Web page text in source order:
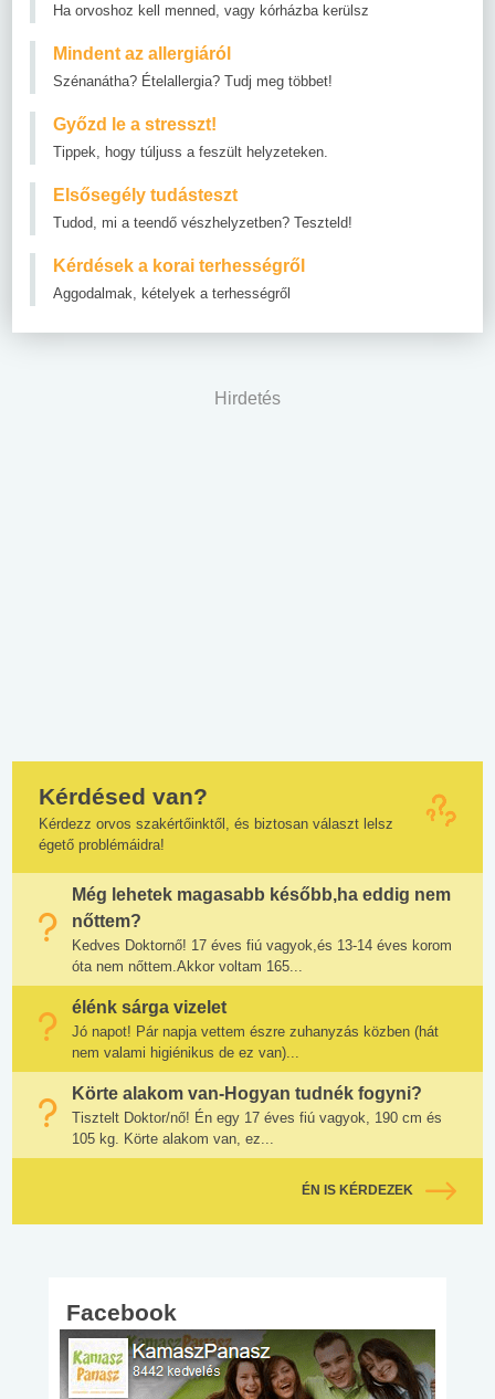
Ha orvoshoz kell menned, vagy kórházba kerülsz
Mindent az allergiáról
Szénanátha? Ételallergia? Tudj meg többet!
Győzd le a stresszt!
Tippek, hogy túljuss a feszült helyzeteken.
Elsősegély tudásteszt
Tudod, mi a teendő vészhelyzetben? Teszteld!
Kérdések a korai terhességről
Aggodalmak, kételyek a terhességről
Hirdetés
Kérdésed van?
Kérdezz orvos szakértőinktől, és biztosan választ lelsz
égető problémáidra!
Még lehetek magasabb később,ha eddig nem
nőttem?
Kedves Doktornő! 17 éves fiú vagyok,és 13-14 éves korom
óta nem nőttem.Akkor voltam 165...
élénk sárga vizelet
Jó napot! Pár napja vettem észre zuhanyzás közben (hát
nem valami higiénikus de ez van)...
Körte alakom van-Hogyan tudnék fogyni?
Tisztelt Doktor/nő! Én egy 17 éves fiú vagyok, 190 cm és
105 kg. Körte alakom van, ez...
ÉN IS KÉRDEZEK
Facebook